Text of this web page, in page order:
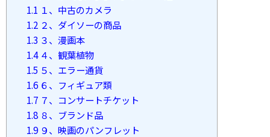
1.1 １、中古のカメラ
1.2２、ダイソーの商品
1.3 ３、漫画本
1.4４、観葉植物
1.5 ５、エラー通貨
1.6６、フィギュア類
1.7７、コンサートチケット
1.8８、ブランド品
1.9９、映画のパンフレット